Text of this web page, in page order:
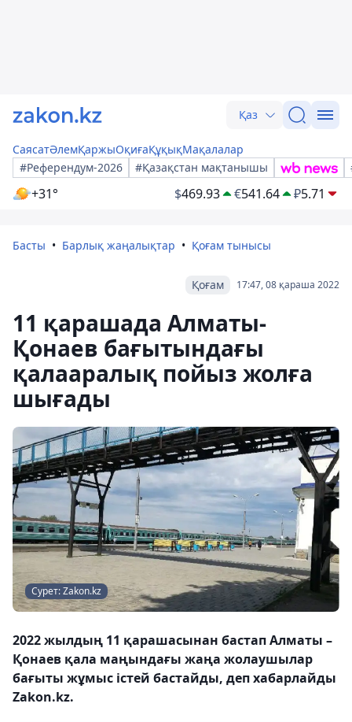
Қаз
СаясатӘлемҚаржыОқиғаҚұқықМақалалар
#Референдум-2026
#Қазақстан мақтанышы
+31° $469.93 €541.64 ₽5.71
Басты Барлық жаңалықтар Қоғам тынысы
17:47, 08 қараша 2022
Қоғам
11 қарашада Алматы-
Қонаев бағытындағы
қалааралық пойыз жолға
шығады
Сурет: Zakon.kz
2022 жылдың 11 қарашасынан бастап Алматы –
Қонаев қала маңындағы жаңа жолаушылар
бағыты жұмыс істей бастайды, деп хабарлайды
Zakon.kz.